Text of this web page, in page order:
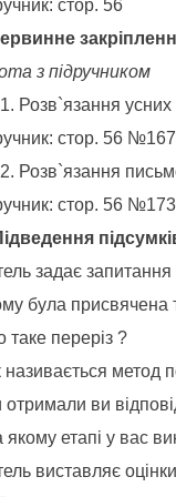
стор. 56
з підручником
Розв`язання усних
стор. 56
Розв`язання
стор. 56
задає
була присвячена
переріз ?
метод
ви
етапі у вас
виставляє